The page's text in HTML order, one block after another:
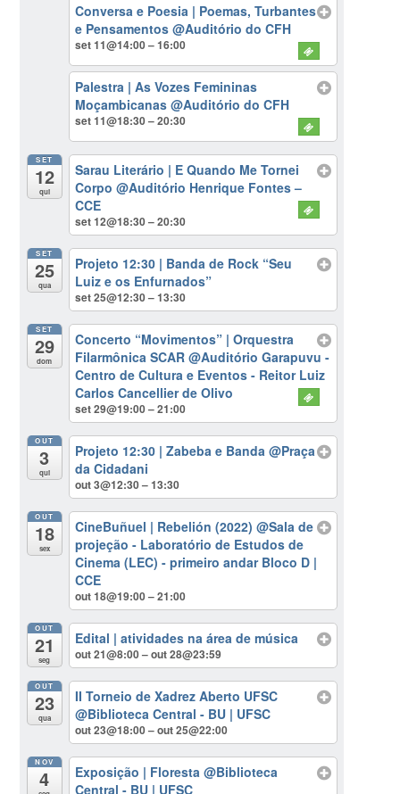
Conversa e Poesia | Poemas, Turbantes
e Pensamentos@Auditório do CFH
set 11@14:00 – 16:00
Palestra | As Vozes Femininas
Moçambicanas@Auditório do CFH
set 11@18:30 – 20:30
SET
12
qui
Sarau Literário | E Quando Me Tornei
Corpo@Auditório Henrique Fontes –
CCE
set 12@18:30 – 20:30
SET
25
qua
Projeto 12:30 | Banda de Rock “Seu
Luiz e os Enfurnados”
set 25@12:30 – 13:30
SET
29
dom
Concerto “Movimentos” | Orquestra
Filarmônica SCAR@Auditório Garapuvu -
Centro de Cultura e Eventos - Reitor Luiz
Carlos Cancellier de Olivo
set 29@19:00 – 21:00
OUT
3
qui
Projeto 12:30 | Zabeba e Banda@Praça
da Cidadani
out 3@12:30 – 13:30
OUT
18
sex
CineBuñuel | Rebelión (2022)@Sala de
projeção - Laboratório de Estudos de
Cinema (LEC) - primeiro andar Bloco D |
CCE
out 18@19:00 – 21:00
OUT
21
seg
Edital | atividades na área de música
out 21@8:00 – out 28@23:59
OUT
23
qua
II Torneio de Xadrez Aberto UFSC
@Biblioteca Central - BU | UFSC
out 23@18:00 – out 25@22:00
NOV
4 Exposição | Floresta@Biblioteca
Central - BU | UFSC